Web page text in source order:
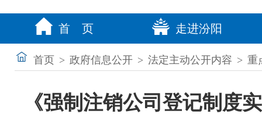
首 页 走进汾阳
首页 > 政府信息公开 > 法定主动公开内容 > 重
《强制注销公司登记制